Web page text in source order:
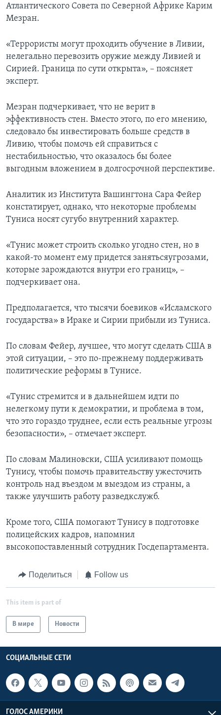
Атлантического Совета по Северной Африке Карим
Мезран.
«Террористы могут проходить обучение в Ливии,
нелегально перевозить оружие между Ливией и
Сирией. Граница по сути открыта», – поясняет
эксперт.
Мезран подчеркивает, что не верит в
эффективность стен. Вместо этого, по его мнению,
следовало бы инвестировать больше средств в
Ливию, чтобы помочь ей справиться с
нестабильностью, что оказалось бы более
выгодным вложением в долгосрочной перспективе.
Аналитик из Института Вашингтона Сара Фейер
констатирует, однако, что некоторые проблемы
Туниса носят сугубо внутренний характер.
«Тунис может строить сколько угодно стен, но в
какой-то момент ему придется занятьсяугрозами,
которые зарождаются внутри его границ», –
подчеркивает она.
Предполагается, что тысячи боевиков «Исламского
государства» в Ираке и Сирии прибыли из Туниса.
По словам Фейер, лучшее, что могут сделать США в
этой ситуации, – это по-прежнему поддерживать
политические реформы в Тунисе.
«Тунис стремится и в дальнейшем идти по
нелегкому пути к демократии, и проблема в том,
что это гораздо труднее, если есть реальные угрозы
безопасности», – отмечает эксперт.
По словам Малиновски, США усиливают помощь
Тунису, чтобы помочь правительству ужесточить
контроль над въездом м выездом из страны, а
также улучшить работу разведкслужб.
Кроме того, США помогают Тунису в подготовке
полицейских кадров, напомнил
высокопоставленный сотрудник Госдепартамента.
Поделиться Follow us
This item is part of
В мире Новости
СОЦИАЛЬНЫЕ СЕТИ
ГОЛОС АМЕРИКИ